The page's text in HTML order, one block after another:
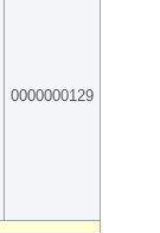
0000000129